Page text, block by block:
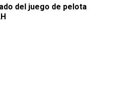
del juego de pelota